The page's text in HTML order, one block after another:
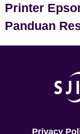
Printer
Panduan
Privacy